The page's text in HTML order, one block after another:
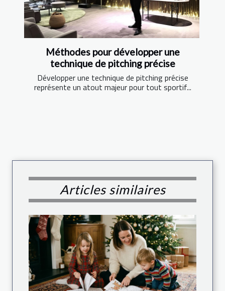
Méthodes pour développer une
technique de pitching précise
Développer une technique de pitching précise
représente un atout majeur pour tout sportif...
Articles similaires